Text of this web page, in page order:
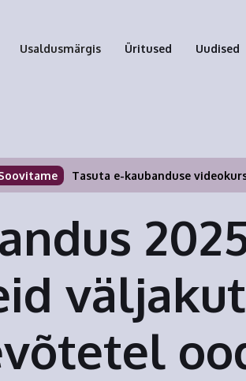
Usaldusmärgis Üritused Uudised
Tasuta e-kaubanduse